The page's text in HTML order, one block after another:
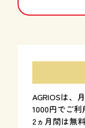
AGRIOSは、
1000円でご利
2ヵ月間は無